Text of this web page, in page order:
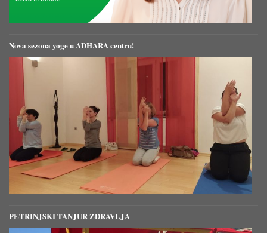
Nova sezona yoge u ADHARA centru!
PETRINJSKI TANJUR ZDRAVLJA